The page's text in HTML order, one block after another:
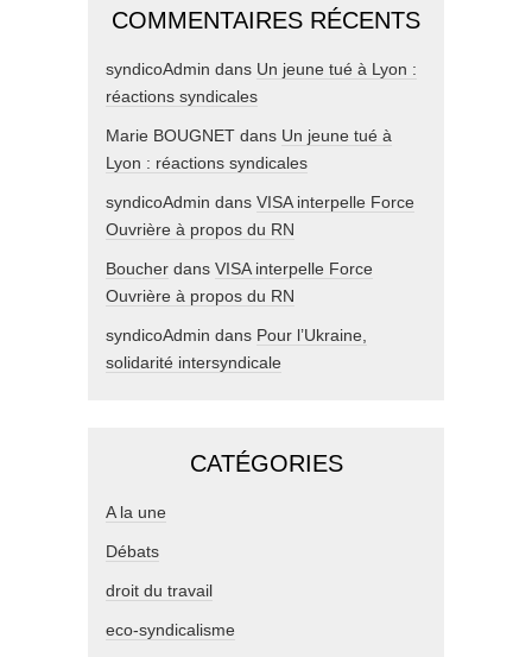
COMMENTAIRES RÉCENTS
syndicoAdmin dans Un jeune tué à Lyon :
réactions syndicales
Marie BOUGNET dans Un jeune tué à
Lyon : réactions syndicales
syndicoAdmin dans VISA interpelle Force
Ouvrière à propos du RN
Boucher dans VISA interpelle Force
Ouvrière à propos du RN
syndicoAdmin dans Pour l’Ukraine,
solidarité intersyndicale
CATÉGORIES
A la une
Débats
droit du travail
eco-syndicalisme